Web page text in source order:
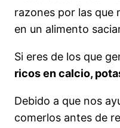
razones por las que
en un alimento
Si eres de los que
ricos en calcio,
Debido a que nos
comerlos antes de